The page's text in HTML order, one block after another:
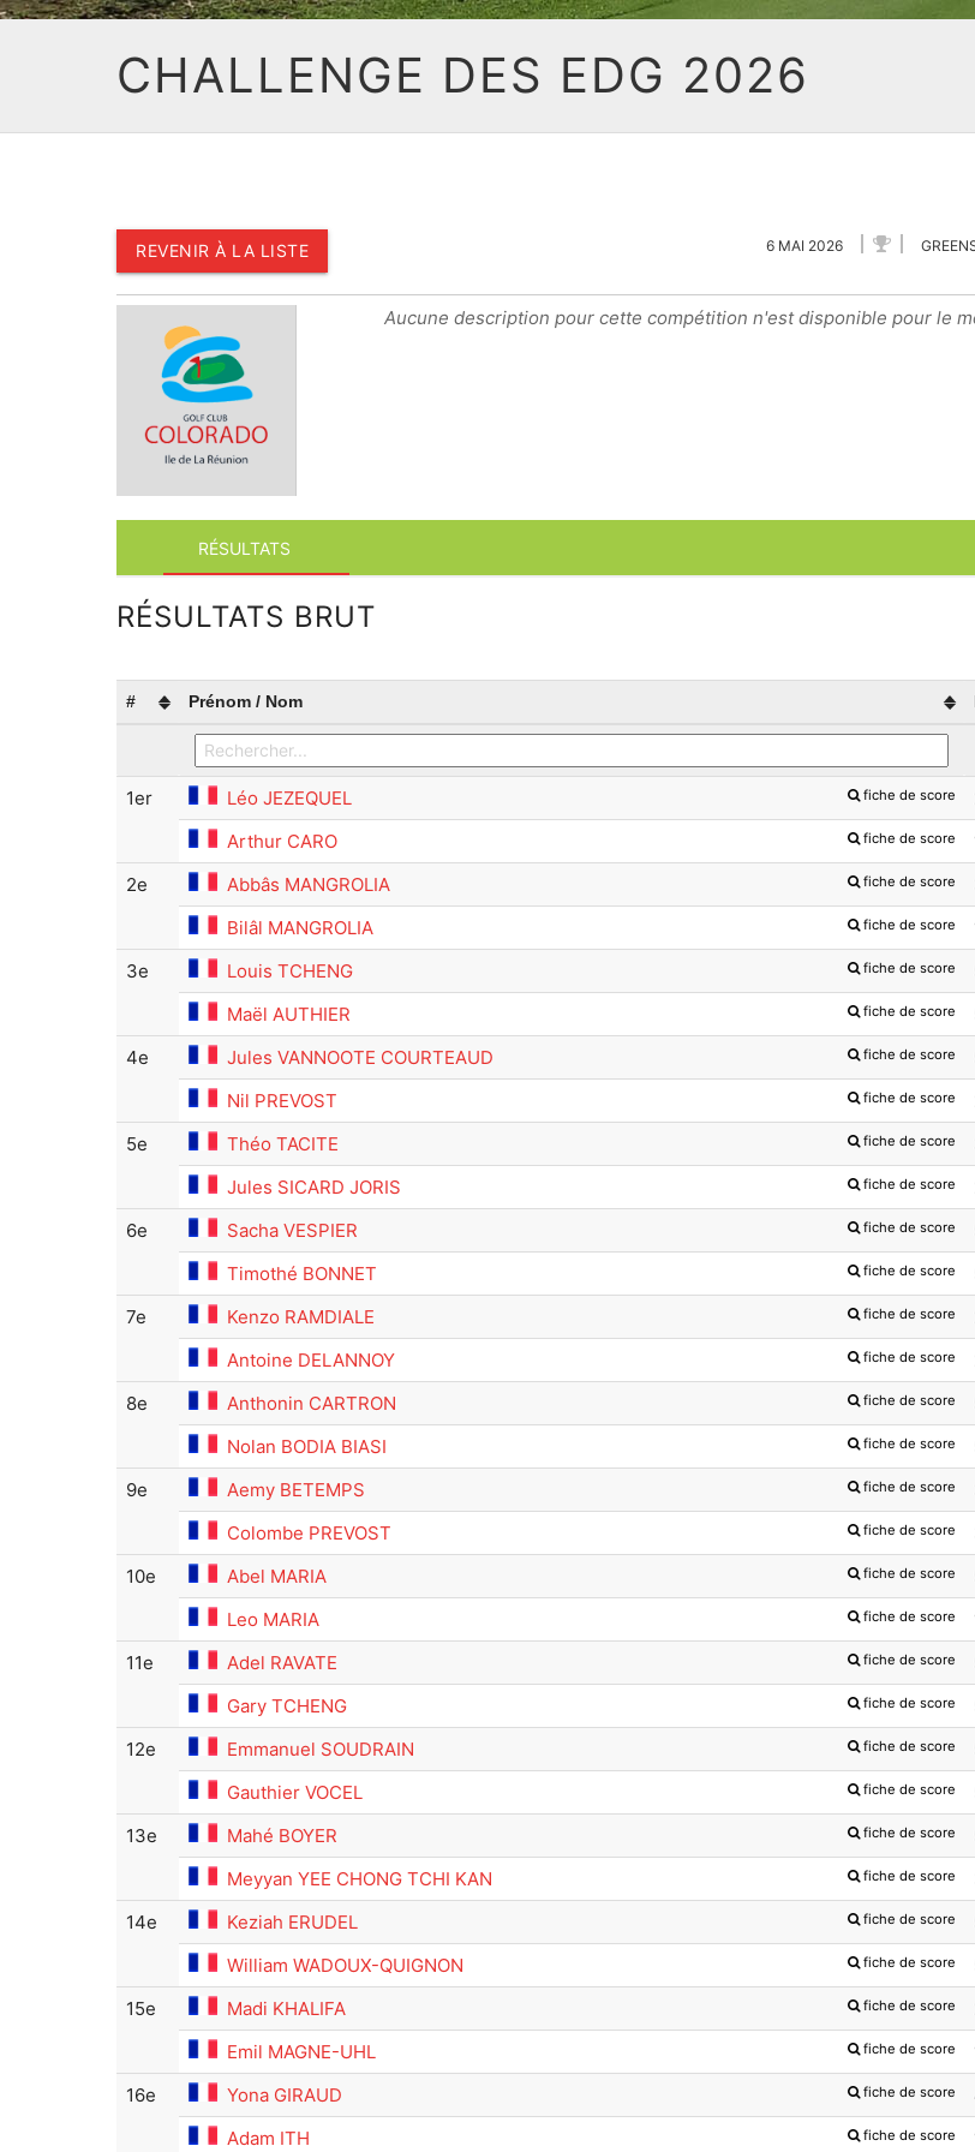
CHALLENGE DES EDG 2026
REVENIR À LA LISTE 6 MAI 2026
Aucune description pour cette compétition n'est disponible pour le
RÉSULTATS
RÉSULTATS BRUT
# Prénom / Nom
1er Léo JEZEQUEL fiche de score
Arthur CARO
fiche de score
2e
Abbâs MANGROLIA fiche de score
Bilâl MANGROLIA
fiche de score
3e
Louis TCHENG fiche de score
Maël AUTHIER
fiche de score
4e
Jules VANNOOTE COURTEAUD fiche de score
Nil PREVOST
fiche de score
5e
Théo TACITE fiche de score
Jules SICARD JORIS
fiche de score
6e
Sacha VESPIER fiche de score
Timothé BONNET
fiche de score
7e
Kenzo RAMDIALE fiche de score
Antoine DELANNOY
fiche de score
8e
Anthonin CARTRON fiche de score
Nolan BODIA BIASI
fiche de score
9e
Aemy BETEMPS fiche de score
Colombe PREVOST
fiche de score
10e
Abel MARIA fiche de score
Leo MARIA
fiche de score
11e
Adel RAVATE fiche de score
Gary TCHENG
fiche de score
12e
Emmanuel SOUDRAIN fiche de score
Gauthier VOCEL
fiche de score
13e
Mahé BOYER fiche de score
Meyyan YEE CHONG TCHI KAN
fiche de score
14e
Keziah ERUDEL fiche de score
William WADOUX-QUIGNON
fiche de score
15e
Madi KHALIFA fiche de score
Emil MAGNE-UHL
fiche de score
16e
Yona GIRAUD fiche de score
Adam ITH
fiche de score